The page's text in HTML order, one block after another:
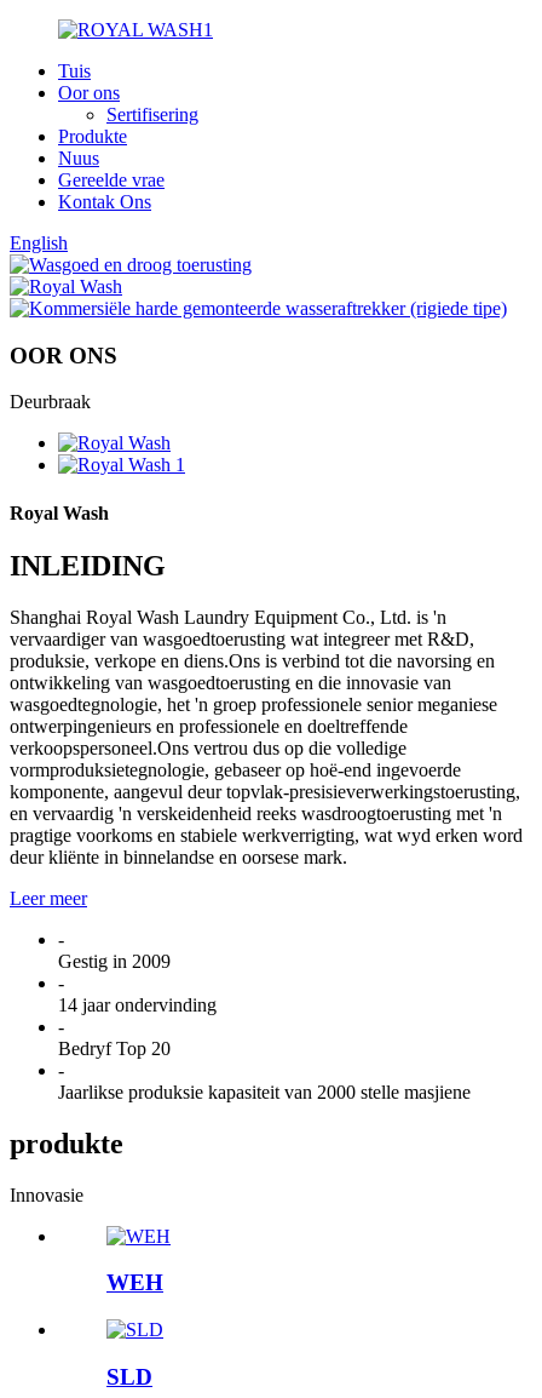
Tuis
Oor ons
Sertifisering
Produkte
Nuus
Gereelde vrae
Kontak Ons
English
OOR ONS
Deurbraak
Royal Wash
INLEIDING
Shanghai Royal Wash Laundry Equipment Co., Ltd. is 'n
vervaardiger van wasgoedtoerusting wat integreer met R&D,
produksie, verkope en diens.Ons is verbind tot die navorsing en
ontwikkeling van wasgoedtoerusting en die innovasie van
wasgoedtegnologie, het 'n groep professionele senior meganiese
ontwerpingenieurs en professionele en doeltreffende
verkoopspersoneel.Ons vertrou dus op die volledige
vormproduksietegnologie, gebaseer op hoë-end ingevoerde
komponente, aangevul deur topvlak-presisieverwerkingstoerusting,
en vervaardig 'n verskeidenheid reeks wasdroogtoerusting met 'n
pragtige voorkoms en stabiele werkverrigting, wat wyd erken word
deur kliënte in binnelandse en oorsese mark.
Leer meer
-
Gestig in 2009
-
14 jaar ondervinding
-
Bedryf Top 20
-
Jaarlikse produksie kapasiteit van 2000 stelle masjiene
produkte
Innovasie
WEH
SLD